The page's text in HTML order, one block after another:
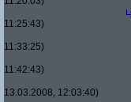
11:25:43)
11:33:25)
11:42:43)
13.03.2008, 12:03:40)